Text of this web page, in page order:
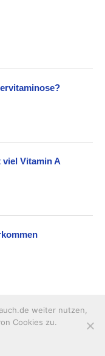
Vitamin A
für
weiter nutzen,
Cookies zu.